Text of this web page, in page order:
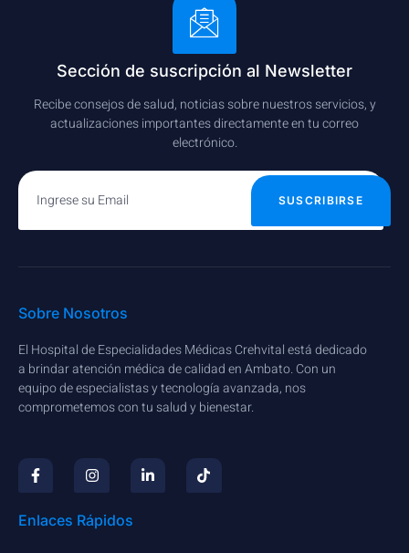
Sección de suscripción al Newsletter
Recibe consejos de salud, noticias sobre nuestros servicios, y
actualizaciones importantes directamente en tu correo
electrónico.
SUSCRIBIRSE
Sobre Nosotros
El Hospital de Especialidades Médicas Crehvital está dedicado
a brindar atención médica de calidad en Ambato. Con un
equipo de especialistas y tecnología avanzada, nos
comprometemos con tu salud y bienestar.
Enlaces Rápidos